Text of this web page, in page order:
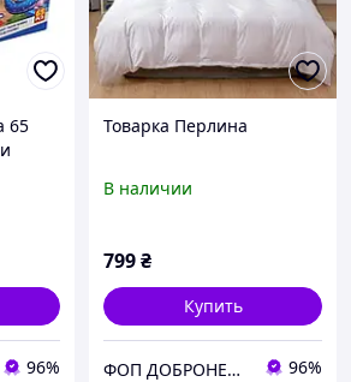
65
96%
Товарка Перлина
В наличии
799₴
Купить
ФОП ДОБРОНЕЦЬКА С.М. 96%